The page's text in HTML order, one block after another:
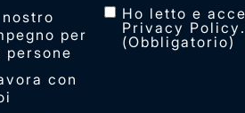
per
persone
con
Consenso
Ho letto e
Privacy Policy
(Obbligatorio)